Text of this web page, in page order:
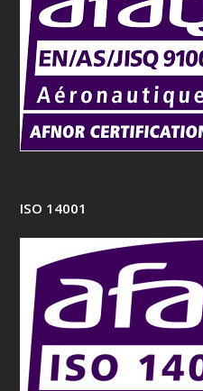
ISO 14001